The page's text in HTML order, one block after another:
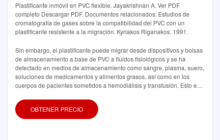
Plastificante inmóvil en PVC flexible. Jayakrishnan A. Ver PDF
completo Descargar PDF. Documentos relacionados. Estudios de
cromatografía de gases sobre la compatibilidad del PVC con un
plastificante resistente a la migración. Kyriakos Riganakos. 1991.
Sin embargo, el plastificante puede migrar desde dispositivos y bolsas
de almacenamiento a base de PVC a fluidos fisiológicos y se ha
detectado en medios de almacenamiento como sangre, plasma, suero,
soluciones de medicamentos y alimentos grasos, así como en los
cuerpos de pacientes sometidos a hemodiálisis y transfusión. Esto es
OBTENER PRECIO